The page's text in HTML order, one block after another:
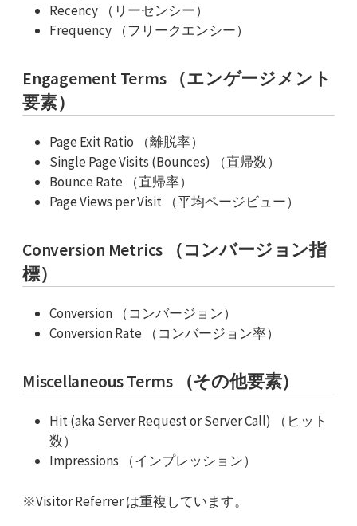
Recency （リーセンシー）
Frequency （フリークエンシー）
Engagement Terms （エンゲージメント
要素）
Page Exit Ratio （離脱率）
Single Page Visits (Bounces) （直帰数）
Bounce Rate （直帰率）
Page Views per Visit （平均ページビュー）
Conversion Metrics （コンバージョン指
標）
Conversion （コンバージョン）
Conversion Rate （コンバージョン率）
Miscellaneous Terms （その他要素）
Hit (aka Server Request or Server Call) （ヒット
数）
Impressions （インプレッション）
※Visitor Referrer は重複しています。